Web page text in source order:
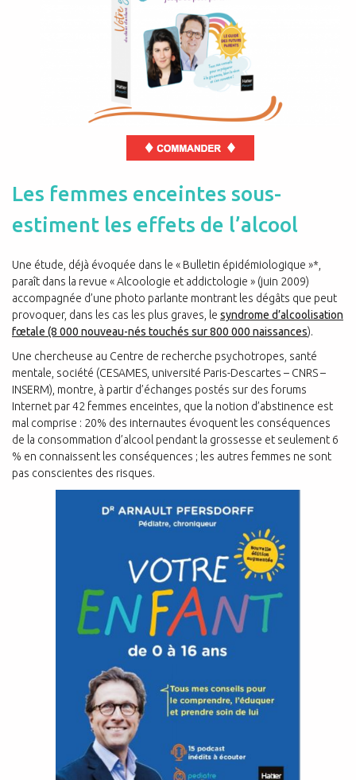
Les femmes enceintes sous-
estiment les effets de l’alcool
Une étude, déjà évoquée dans le « Bulletin épidémiologique »*,
paraît dans la revue « Alcoologie et addictologie » (juin 2009)
accompagnée d’une photo parlante montrant les dégâts que peut
provoquer, dans les cas les plus graves, le syndrome d’alcoolisation
fœtale (8 000 nouveau-nés touchés sur 800 000 naissances).
Une chercheuse au Centre de recherche psychotropes, santé
mentale, société (CESAMES, université Paris-Descartes – CNRS –
INSERM), montre, à partir d’échanges postés sur des forums
Internet par 42 femmes enceintes, que la notion d’abstinence est
mal comprise : 20% des internautes évoquent les conséquences
de la consommation d’alcool pendant la grossesse et seulement 6
% en connaissent les conséquences ; les autres femmes ne sont
pas conscientes des risques.